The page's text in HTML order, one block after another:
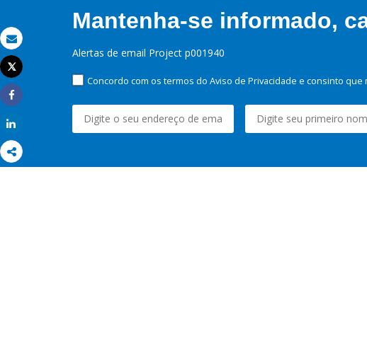
Email
Imprimir
Tweet
Share
Mantenha-se informado,
Alertas de email Project p001940
Concordo com os termos do Aviso de Privacidade e consinto